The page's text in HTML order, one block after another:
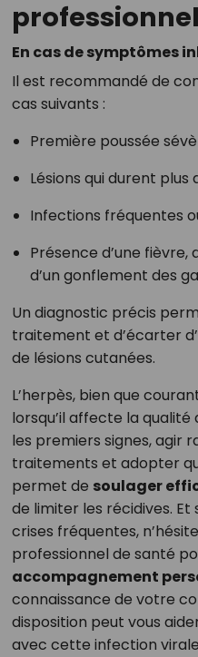
En cas de symptômes
Il est recommandé de
cas suivants :
Première poussée
Lésions qui durent plus
Infections fréquentes
Présence d’une
d’un gonflement des
Un diagnostic précis
traitement et d’écarter
de lésions cutanées.
L’herpès, bien que
lorsqu’il affecte la
les premiers signes, agir
traitements et adopter
permet de soulager
de limiter les récidives. Et
crises fréquentes,
professionnel de santé
accompagnement
connaissance de votre
disposition peut vous
avec cette infection